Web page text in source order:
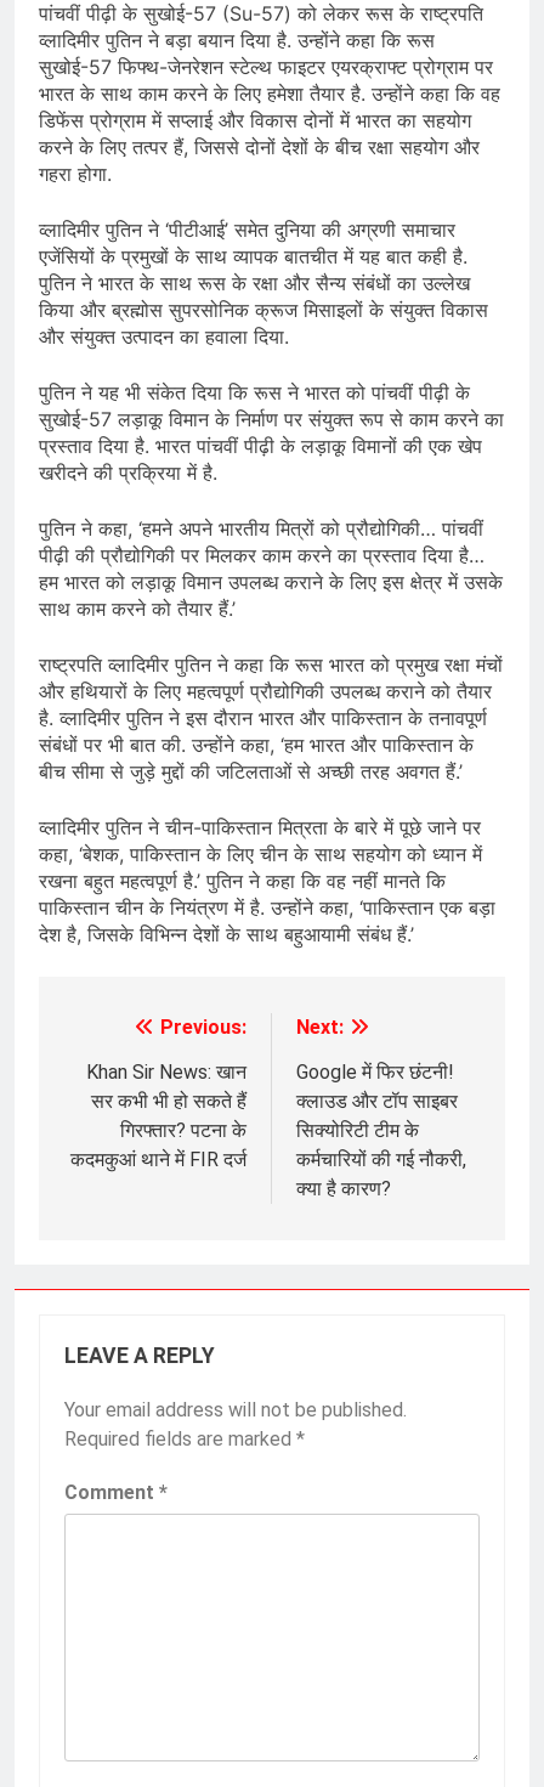
पांचवीं पीढ़ी के सुखोई-57 (Su-57) को लेकर रूस के राष्ट्रपति
व्लादिमीर पुतिन ने बड़ा बयान दिया है. उन्होंने कहा कि रूस
सुखोई-57 फिफ्थ-जेनरेशन स्टेल्थ फाइटर एयरक्राफ्ट प्रोग्राम पर
भारत के साथ काम करने के लिए हमेशा तैयार है. उन्होंने कहा कि वह
डिफेंस प्रोग्राम में सप्लाई और विकास दोनों में भारत का सहयोग
करने के लिए तत्पर हैं, जिससे दोनों देशों के बीच रक्षा सहयोग और
गहरा होगा.
व्लादिमीर पुतिन ने ‘पीटीआई’ समेत दुनिया की अग्रणी समाचार
एजेंसियों के प्रमुखों के साथ व्यापक बातचीत में यह बात कही है.
पुतिन ने भारत के साथ रूस के रक्षा और सैन्य संबंधों का उल्लेख
किया और ब्रह्मोस सुपरसोनिक क्रूज मिसाइलों के संयुक्त विकास
और संयुक्त उत्पादन का हवाला दिया.
पुतिन ने यह भी संकेत दिया कि रूस ने भारत को पांचवीं पीढ़ी के
सुखोई-57 लड़ाकू विमान के निर्माण पर संयुक्त रूप से काम करने का
प्रस्ताव दिया है. भारत पांचवीं पीढ़ी के लड़ाकू विमानों की एक खेप
खरीदने की प्रक्रिया में है.
पुतिन ने कहा, ‘हमने अपने भारतीय मित्रों को प्रौद्योगिकी… पांचवीं
पीढ़ी की प्रौद्योगिकी पर मिलकर काम करने का प्रस्ताव दिया है…
हम भारत को लड़ाकू विमान उपलब्ध कराने के लिए इस क्षेत्र में उसके
साथ काम करने को तैयार हैं.’
राष्ट्रपति व्लादिमीर पुतिन ने कहा कि रूस भारत को प्रमुख रक्षा मंचों
और हथियारों के लिए महत्वपूर्ण प्रौद्योगिकी उपलब्ध कराने को तैयार
है. व्लादिमीर पुतिन ने इस दौरान भारत और पाकिस्तान के तनावपूर्ण
संबंधों पर भी बात की. उन्होंने कहा, ‘हम भारत और पाकिस्तान के
बीच सीमा से जुड़े मुद्दों की जटिलताओं से अच्छी तरह अवगत हैं.’
व्लादिमीर पुतिन ने चीन-पाकिस्तान मित्रता के बारे में पूछे जाने पर
कहा, ‘बेशक, पाकिस्तान के लिए चीन के साथ सहयोग को ध्यान में
रखना बहुत महत्वपूर्ण है.’ पुतिन ने कहा कि वह नहीं मानते कि
पाकिस्तान चीन के नियंत्रण में है. उन्होंने कहा, ‘पाकिस्तान एक बड़ा
देश है, जिसके विभिन्न देशों के साथ बहुआयामी संबंध हैं.’
navigation
Previous:
Khan Sir News: खान
सर कभी भी हो सकते हैं
गिरफ्तार? पटना के
कदमकुआं थाने में FIR दर्ज
Next:
Google में फिर छंटनी!
क्लाउड और टॉप साइबर
सिक्योरिटी टीम के
कर्मचारियों की गई नौकरी,
क्या है कारण?
LEAVE A REPLY
Your email address will not be published.
Required fields are marked *
Comment *